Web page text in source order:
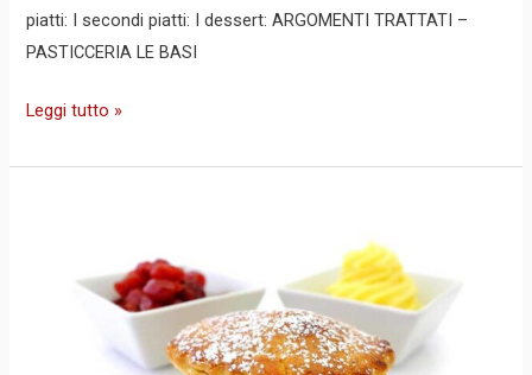
piatti: I secondi piatti: I dessert: ARGOMENTI TRATTATI –
PASTICCERIA LE BASI
Leggi tutto »
PASTCCERIA